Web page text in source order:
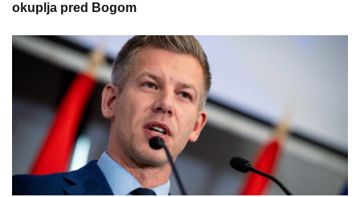
okuplja pred Bogom